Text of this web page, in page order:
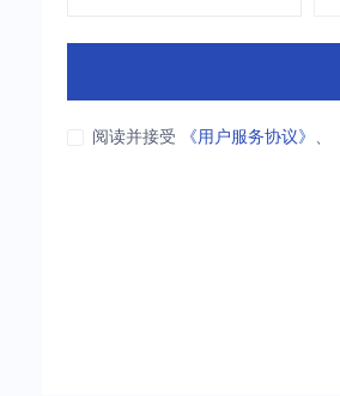
阅读并接受 《用户服务协议》 、